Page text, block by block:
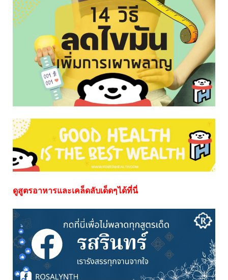
ดูสูตรอาหารและเคล็ดลับเด็ดๆได้ที่นี่